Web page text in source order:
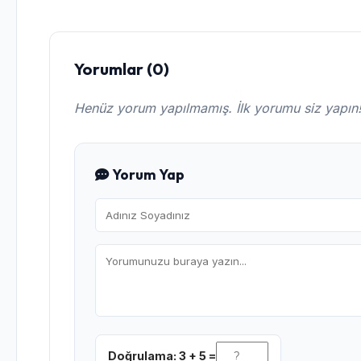
Yorumlar (0)
Henüz yorum yapılmamış. İlk yorumu siz yapın!
Yorum Yap
Doğrulama: 3 + 5 =